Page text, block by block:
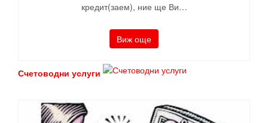
кредит(заем), ние ще Ви…
Виж още
Счетоводни услуги